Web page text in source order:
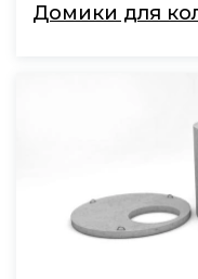
Домики для